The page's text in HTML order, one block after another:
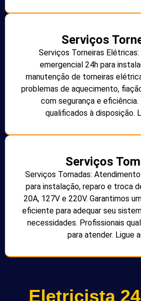
Serviços
Serviços Torneiras
emergencial 24h para
manutenção de torneiras
problemas de aquecimento,
com segurança e eficiência.
qualificados à disposição.
Serviços
Serviços Tomadas:
para instalação, reparo e troca
20A, 127V e 220V. Garantimos
eficiente para adequar seu
necessidades. Profissionais
para atender. Ligue
Eletricista